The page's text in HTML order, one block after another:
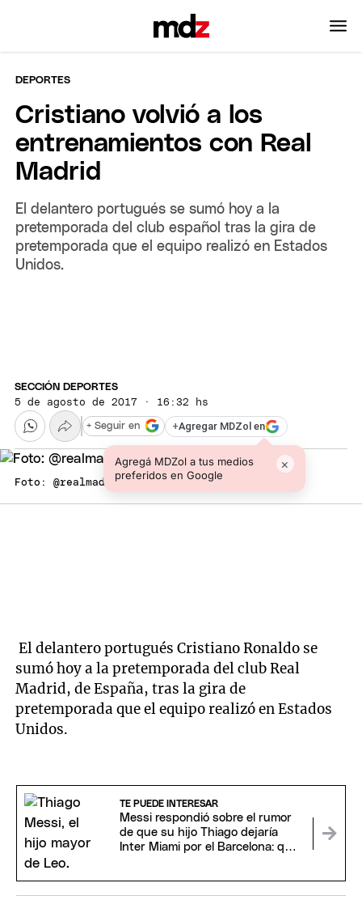
DEPORTES
Cristiano volvió a los
entrenamientos con Real
Madrid
El delantero portugués se sumó hoy a la
pretemporada del club español tras la gira de
pretemporada que el equipo realizó en Estados
Unidos.
SECCIÓN DEPORTES
5 de agosto de 2017 · 16:32 hs
+Agregar MDZol en
Agregá MDZol a tus medios
preferidos en Google
×
+ Seguir en
Foto: @realmadrid
El delantero portugués Cristiano Ronaldo se
sumó hoy a la pretemporada del club Real
Madrid, de España, tras la gira de
pretemporada que el equipo realizó en Estados
Unidos.
TE PUEDE INTERESAR
Messi respondió sobre el rumor
de que su hijo Thiago dejaría
Inter Miami por el Barcelona: qué